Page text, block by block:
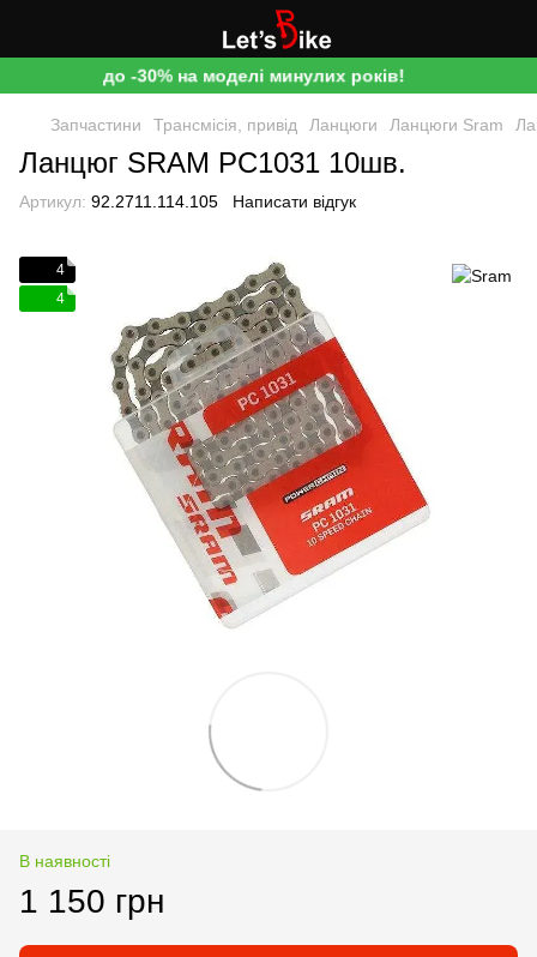
до -30% на моделі минулих років!
Запчастини Трансмісія, привід Ланцюги Ланцюги Sram
Ланцюг SRAM PC1031 10шв.
Артикул: 92.2711.114.105 Написати відгук
4
4
В наявності
1 150 грн